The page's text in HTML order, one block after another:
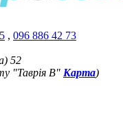
, 096 886 42 73
52
"Таврія В" Карта)